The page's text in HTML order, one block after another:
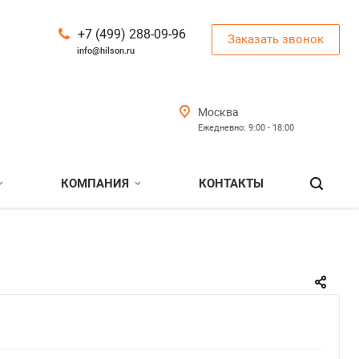
+7 (499) 288-09-96
info@hilson.ru
Заказать звонок
Москва
Ежедневно: 9:00 - 18:00
КОМПАНИЯ КОНТАКТЫ